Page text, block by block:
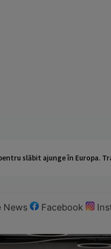
slăbit ajunge în Europa.
News Facebook